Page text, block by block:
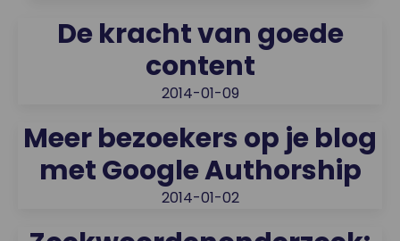
De kracht van goede
content
2014-01-09
Meer bezoekers op je blog
met Google Authorship
2014-01-02